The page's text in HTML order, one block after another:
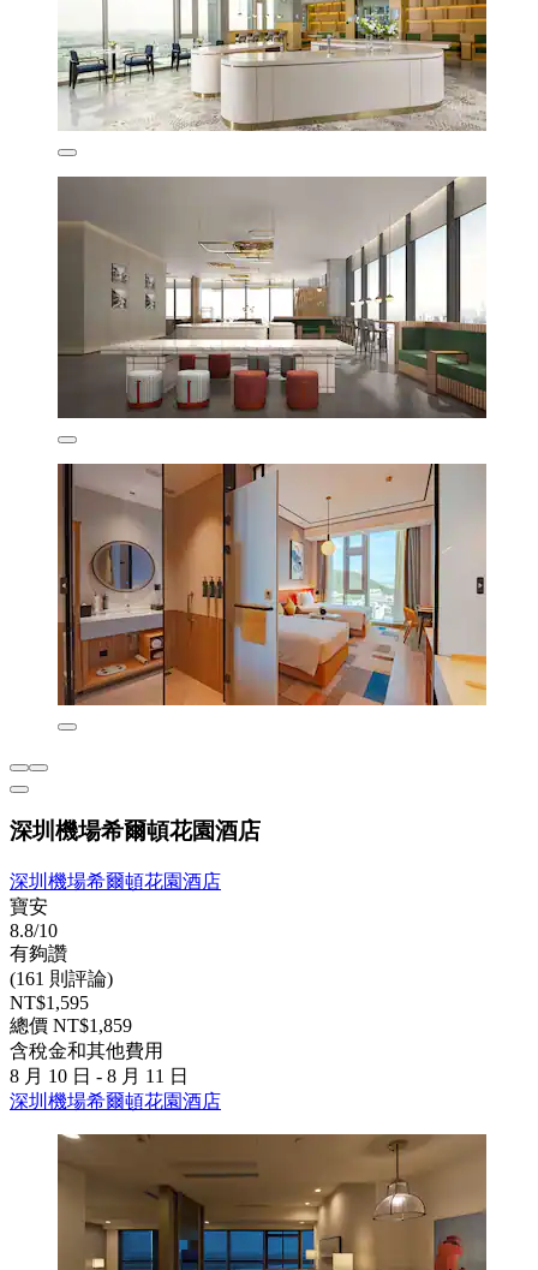
深圳機場希爾頓花園酒店
深圳機場希爾頓花園酒店
寶安
8.8/10
有夠讚
(161 則評論)
NT$1,595
總價 NT$1,859
含稅金和其他費用
8 月 10 日 - 8 月 11 日
深圳機場希爾頓花園酒店